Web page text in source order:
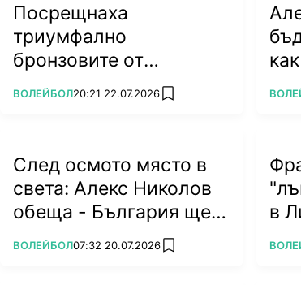
"Според плана - малко избързваме, ако
място, но щом мога да се движа и да
наред", каза пред нашата телевизия
"Тя е характер. Ако имаме повече хора
Посрещнаха
триумфално
бронзовите от
Евроволей 2026
ПОВЕЧЕ ОТ
ВОЛЕЙБОЛ20:21 22.07.2026 add favorites
След осмото място в
света: Алекс Николов
обеща - България ще
се върне по-силна
ПОВЕЧЕ ОТ
ВОЛЕЙБОЛ07:32 20.07.2026 add favorites
в